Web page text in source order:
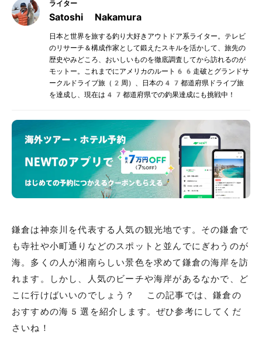
ライター
Satoshi Nakamura
日本と世界を旅する釣り大好きアウトドア系ライター。テレビ
のリサーチ＆構成作家として鍛えたスキルを活かして、旅先の
歴史やみどころ、おいしいものを徹底調査してから訪れるのが
モットー。これまでにアメリカのルート66走破とグランドサ
ークルドライブ旅（2周）、日本の47都道府県ドライブ旅
を達成し、現在は47都道府県での釣果達成にも挑戦中！
鎌倉は神奈川を代表する人気の観光地です。その鎌倉で
も寺社や小町通りなどのスポットと並んでにぎわうのが
海。多くの人が湘南らしい景色を求めて鎌倉の海岸を訪
れます。しかし、人気のビーチや海岸があるなかで、ど
こに行けばいいのでしょう？ この記事では、鎌倉の
おすすめの海5選を紹介します。ぜひ参考にしてくだ
さいね！